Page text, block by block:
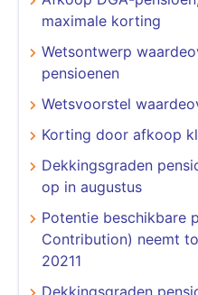
maximale korting
Wetsontwerp
pensioenen
Wetsvoorstel
Korting door afkoop
Dekkingsgraden
op in augustus
Potentie beschikbare
Contribution) neemt
20211
Dekkingsgraden